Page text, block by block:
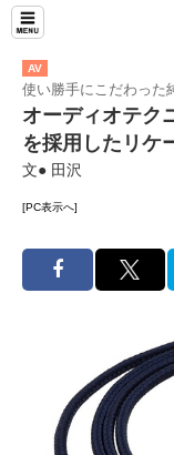
AV
使い勝手にこだわった
オーディオテク
を採用したリケ
文● 田沢
[PC表示へ]